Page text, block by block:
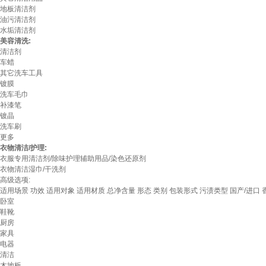
地板清洁剂
油污清洁剂
水垢清洁剂
美容清洗:
清洁剂
车蜡
其它洗车工具
镀膜
洗车毛巾
补漆笔
镀晶
洗车刷
更多
衣物清洁/护理:
衣服专用清洁剂/除味护理辅助用品/染色还原剂
衣物清洁湿巾/干洗剂
高级选项:
适用场景 功效 适用对象 适用材质 总净含量 形态 类别 包装形式 污渍类型 国产/进口
卧室
鞋靴
厨房
家具
电器
清洁